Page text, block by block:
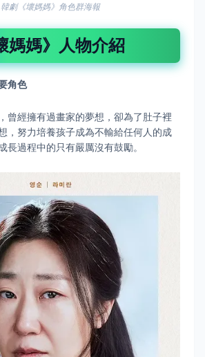
韓劇《壞媽媽》角色群海報
媽媽》人物介紹
角色
曾經擁有過畫家的夢想，卻為了肚子裡
，努力培養孩子成為不輸給任何人的成
長過程中的只有嚴厲沒有鼓勵。